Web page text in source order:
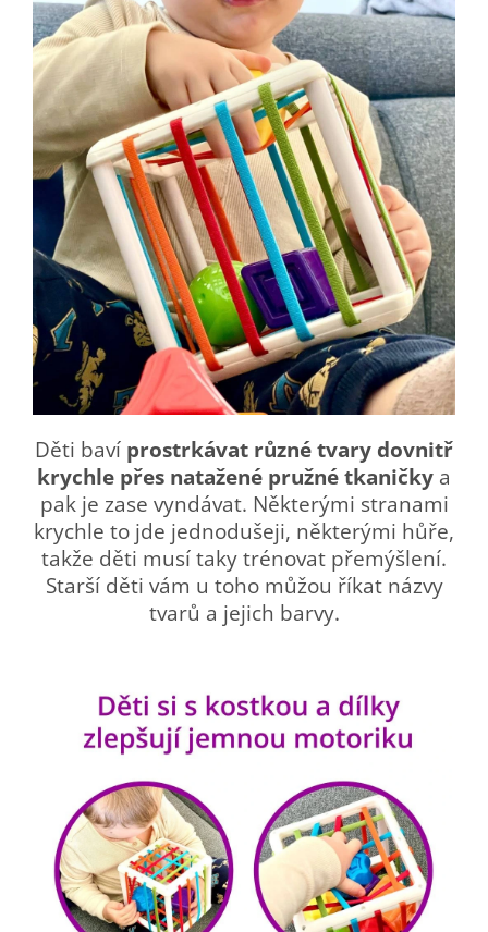
Děti baví prostrkávat různé tvary dovnitř
krychle přes natažené pružné tkaničky a
pak je zase vyndávat. Některými stranami
krychle to jde jednodušeji, některými hůře,
takže děti musí taky trénovat přemýšlení.
Starší děti vám u toho můžou říkat názvy
tvarů a jejich barvy.